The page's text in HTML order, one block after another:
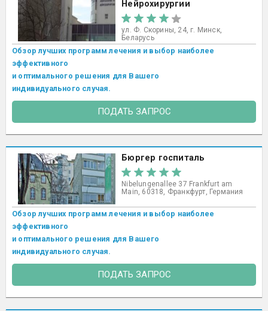
Нейрохирургии
ул. Ф. Скорины, 24, г. Минск,
Беларусь
Обзор лучших программ лечения и выбор наиболее
эффективного
и оптимального решения для Вашего
индивидуального случая.
ПОДАТЬ ЗАПРОС
Бюргер госпиталь
Nibelungenallee 37 Frankfurt am
Main, 60318, Франкфурт, Германия
Обзор лучших программ лечения и выбор наиболее
эффективного
и оптимального решения для Вашего
индивидуального случая.
ПОДАТЬ ЗАПРОС